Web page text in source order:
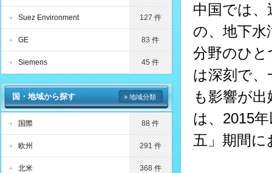
中国では
の、地下
分野のひと
は深刻で、
も影響が
は、2015
五」期間
Suez Environment 127 件
GE 83 件
Siemens 45 件
国・地域から探す » 地域分類
国際 88 件
欧州 291 件
北米 368 件